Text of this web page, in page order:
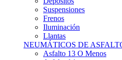
Frenos
Iluminación
Llantas
NEUMÁTICOS DE ASFALTO
Asfalto 13 O Menos
Asfalto 14p